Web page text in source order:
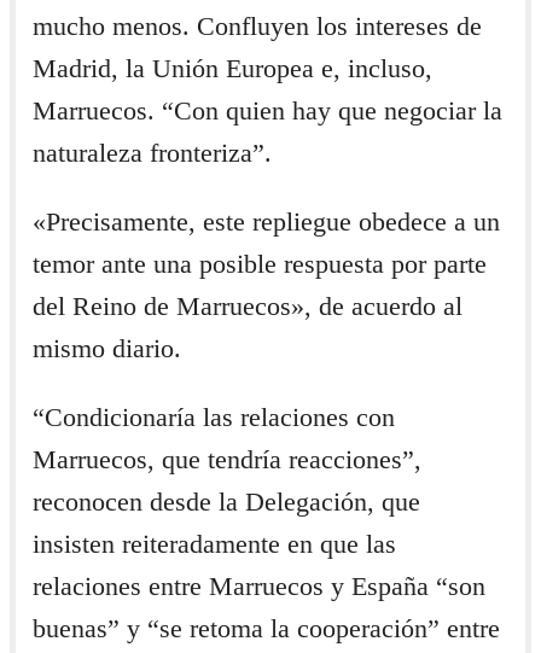
mucho menos. Confluyen los intereses de
Madrid, la Unión Europea e, incluso,
Marruecos. “Con quien hay que negociar la
naturaleza fronteriza”.
«Precisamente, este repliegue obedece a un
temor ante una posible respuesta por parte
del Reino de Marruecos», de acuerdo al
mismo diario.
“Condicionaría las relaciones con
Marruecos, que tendría reacciones”,
reconocen desde la Delegación, que
insisten reiteradamente en que las
relaciones entre Marruecos y España “son
buenas” y “se retoma la cooperación” entre